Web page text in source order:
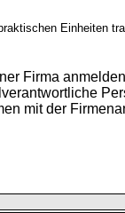
Einheiten
Firma
mit der